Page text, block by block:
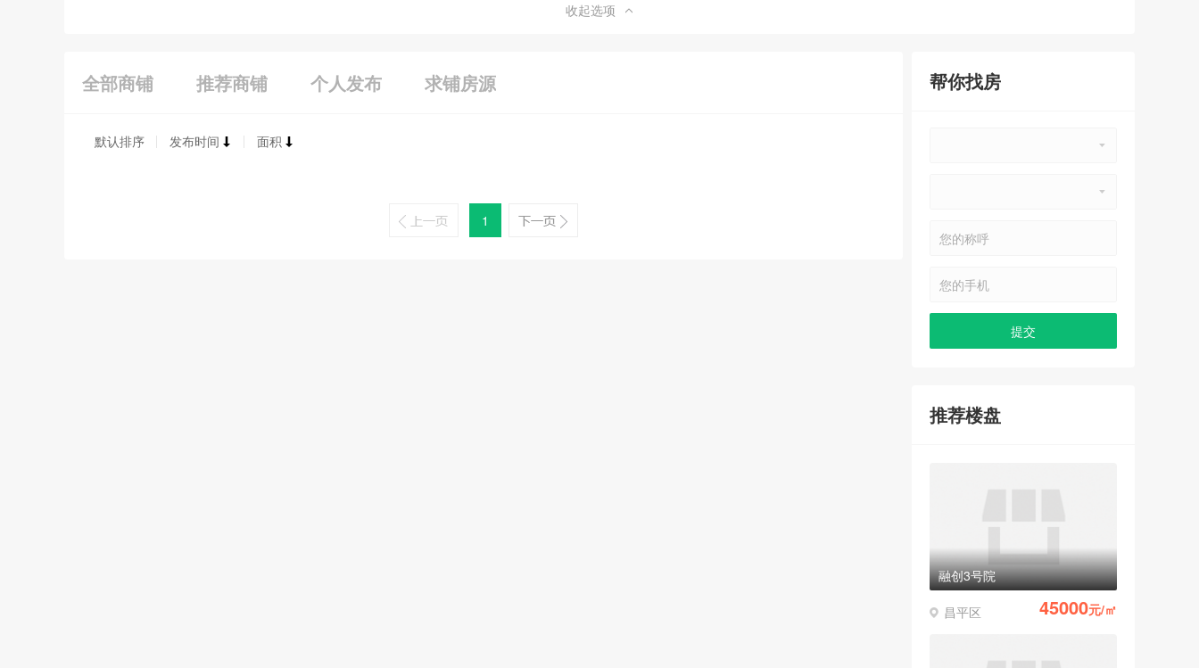
收起选项
全部商铺 推荐商铺 个人发布 求铺房源
默认排序 发布时间 面积
1
帮你找房
推荐楼盘
融创3号院
昌平区 45000元/㎡